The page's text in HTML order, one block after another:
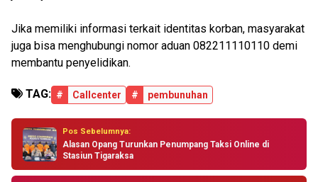
Jika memiliki informasi terkait identitas korban, masyarakat
juga bisa menghubungi nomor aduan 082211110110 demi
membantu penyelidikan.
TAG: # Callcenter # pembunuhan
Pos Sebelumnya:
Alasan Opang Turunkan Penumpang Taksi Online di
Stasiun Tigaraksa